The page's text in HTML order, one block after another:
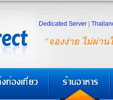
"จองง่าย ไม่ผ่าน
Dedicated Server